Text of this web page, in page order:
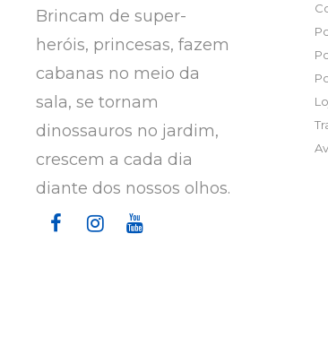
Brincam de super-
heróis, princesas, fazem
cabanas no meio da
sala, se tornam
dinossauros no jardim,
crescem a cada dia
diante dos nossos olhos.